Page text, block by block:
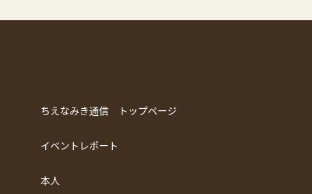
ちえなみき通信 トップページ
イベントレポート
本人